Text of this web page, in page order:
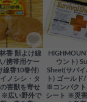
香 獣よけ線
/携帯用ケー
線香10巻付)
ノシシ・タ
害獣を寄せ
※広い野外で
ウント)
Sheet(サバ
ト) ゴールド
※コンパクト
シート ※災